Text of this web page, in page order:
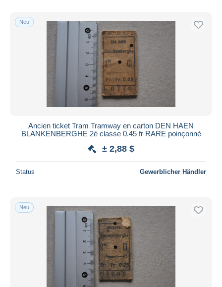
Neu
Ancien ticket Tram Tramway en carton DEN HAEN
BLANKENBERGHE 2è classe 0.45 fr RARE poinçonné
± 2,88 $
Status Gewerblicher Händler
Neu